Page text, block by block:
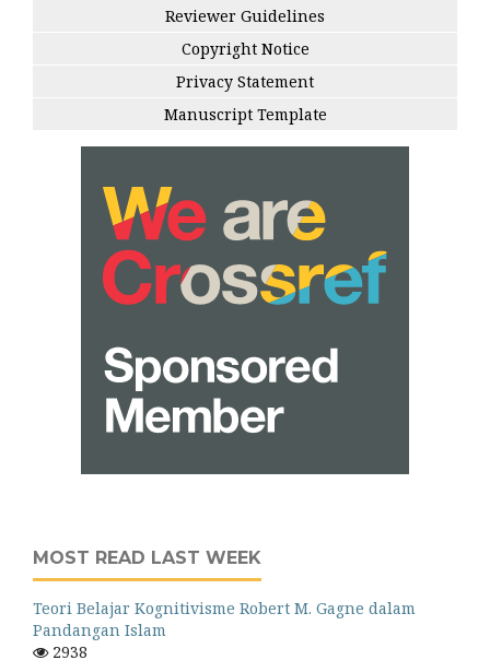
Reviewer Guidelines
Copyright Notice
Privacy Statement
Manuscript Template
MOST READ LAST WEEK
Teori Belajar Kognitivisme Robert M. Gagne dalam
Pandangan Islam
2938